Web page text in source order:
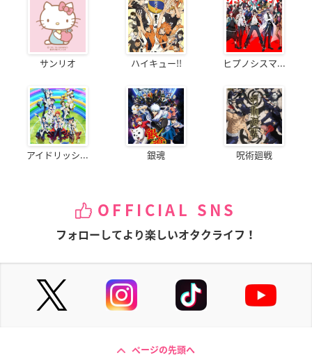
サンリオ ハイキュー!! ヒプノシスマ...
アイドリッシ... 銀魂 呪術廻戦
OFFICIAL SNS
フォローしてより楽しいオタクライフ！
ページの先頭へ